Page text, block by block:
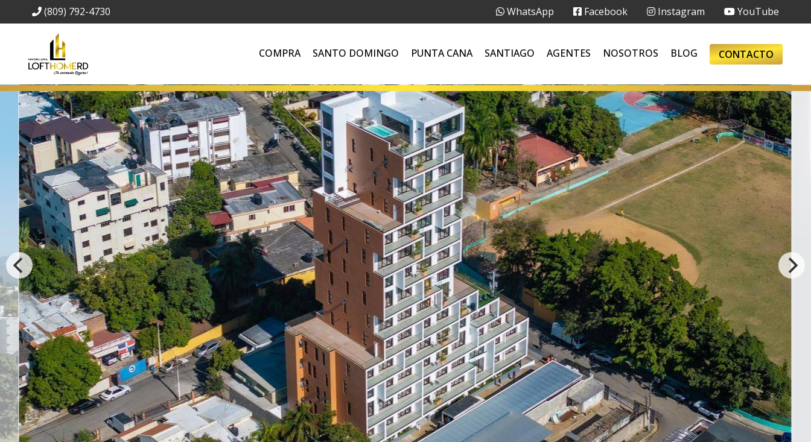
(809) 792-4730 WhatsApp Facebook Instagram YouTube
COMPRA SANTO DOMINGO PUNTA CANA SANTIAGO AGENTES NOSOTROS BLOG CONTACTO